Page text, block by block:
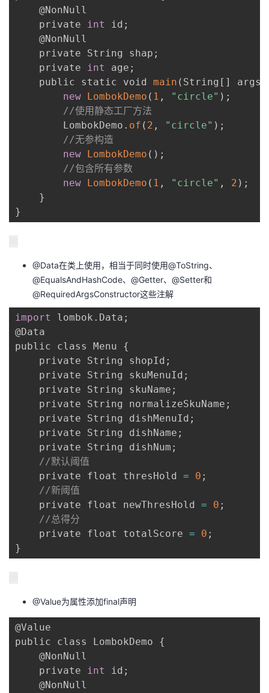
    @NonNull
    private
int id ;
    @NonNull
    private String shap
;
    private
int age ;
    public static void
main ( String [ ] args
new
LombokDemo ( 1 , "circle" ) ;
//使用静态工厂方法
        LombokDemo
. of ( 2 , "circle" ) ;
//无参构造
new
LombokDemo ( ) ;
//包含所有参数
new
LombokDemo ( 1 , "circle" , 2 ) ;
}
}
@Data在类上使用，相当于同时使用@ToString、
@EqualsAndHashCode、@Getter、@Setter和
@RequiredArgsConstructor这些注解
import lombok . Data ;
@Data
public class Menu {
    private String shopId
;
    private String skuMenuId
;
    private String skuName
;
    private String normalizeSkuName
;
    private String dishMenuId
;
    private String dishName
;
    private String dishNum
;
//默认阈值
    private float thresHold
= 0 ;
//新阈值
    private float newThresHold
= 0 ;
//总得分
    private float totalScore
= 0 ;
}
@Value为属性添加final声明
@Value
public class LombokDemo {
    @NonNull
    private
int id ;
    @NonNull